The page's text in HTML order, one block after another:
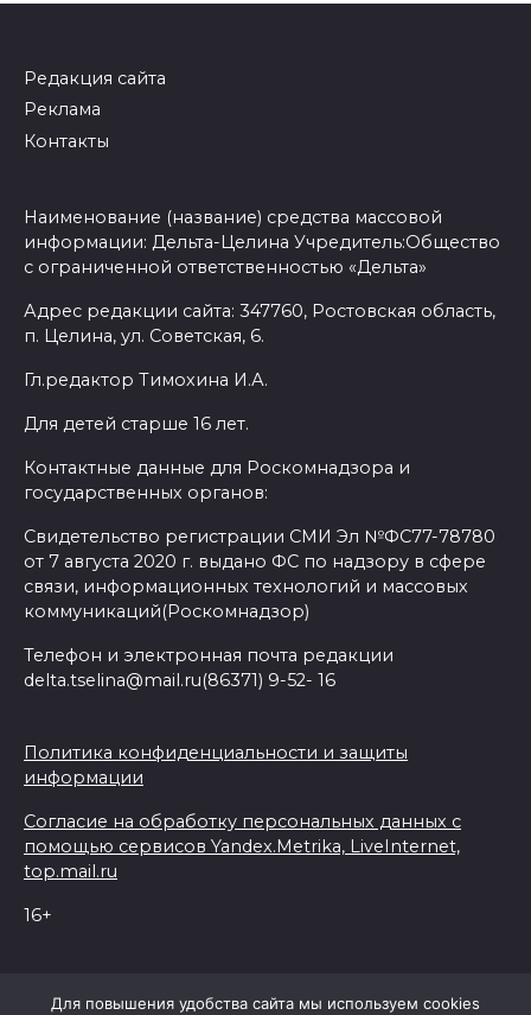
Редакция сайта
Реклама
Контакты
Наименование (название) средства массовой
информации: Дельта-Целина Учредитель:Общество
с ограниченной ответственностью «Дельта»
Адрес редакции сайта: 347760, Ростовская область,
п. Целина, ул. Советская, 6.
Гл.редактор Тимохина И.А.
Для детей старше 16 лет.
Контактные данные для Роскомнадзора и
государственных органов:
Свидетельство регистрации СМИ Эл №ФС77-78780
от 7 августа 2020 г. выдано ФС по надзору в сфере
связи, информационных технологий и массовых
коммуникаций(Роскомнадзор)
Телефон и электронная почта редакции
delta.tselina@mail.ru(86371) 9-52- 16
Политика конфиденциальности и защиты
информации
Согласие на обработку персональных данных с
помощью сервисов Yandex.Metrika, LiveInternet,
top.mail.ru
16+
Для повышения удобства сайта мы используем cookies